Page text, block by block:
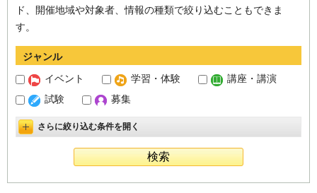
ド、開催地域や対象者、情報の種類で絞り込むこともできま
す。
ジャンル
イベント
学習・体験
講座・講演
試験
募集
詳細設定を開く
さらに絞り込む条件を開く